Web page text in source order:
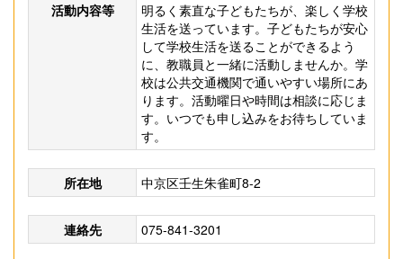
活動内容等
明るく素直な子どもたちが、楽しく学校
生活を送っています。子どもたちが安心
して学校生活を送ることができるよう
に、教職員と一緒に活動しませんか。学
校は公共交通機関で通いやすい場所にあ
ります。活動曜日や時間は相談に応じま
す。いつでも申し込みをお待ちしていま
す。
所在地 中京区壬生朱雀町8-2
連絡先 075-841-3201